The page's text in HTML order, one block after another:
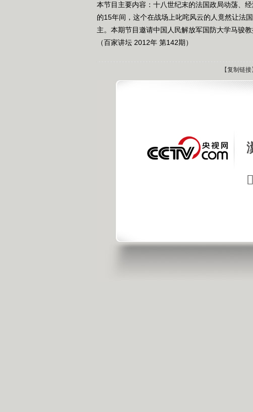
本节目主要内容：十八世纪末的法国政局动荡、
的15年间，这个在战场上叱咤风云的人竟然让法
主。本期节目邀请中国人民解放军国防大学马骏
（百家讲坛 2012年 第142期）
【复制链接